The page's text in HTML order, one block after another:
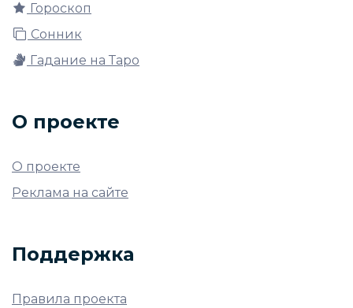
Гороскоп
Сонник
Гадание на Таро
О проекте
О проекте
Реклама на сайте
Поддержка
Правила проекта